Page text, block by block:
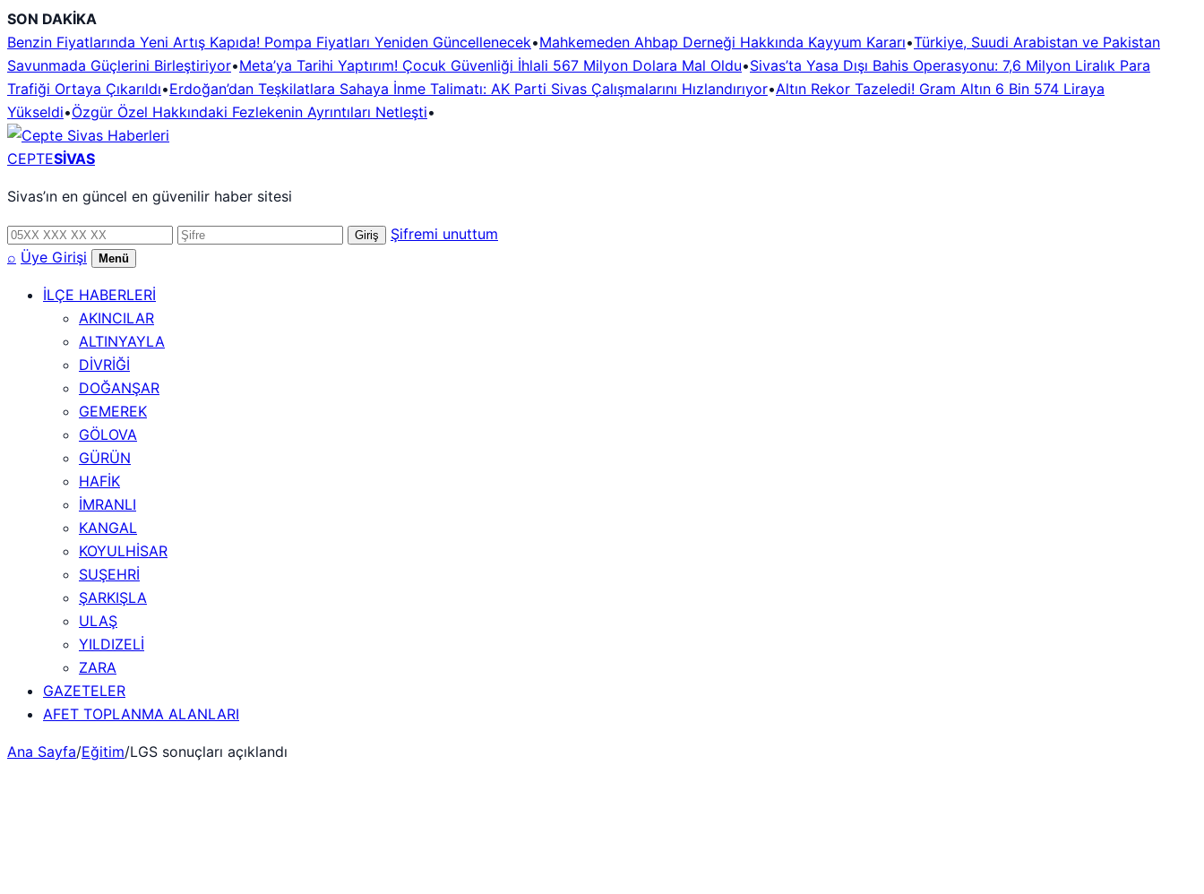
İçeriğe
geç
SON DAKİKA
Benzin Fiyatlarında Yeni Artış Kapıda! Pompa Fiyatları Yeniden Güncellenecek•Mahkemeden Ahbap Derneği Hakkında Kayyum Kararı•Türkiye, Suudi Arabistan ve Pakistan
Savunmada Güçlerini Birleştiriyor•Meta’ya Tarihi Yaptırım! Çocuk Güvenliği İhlali 567 Milyon Dolara Mal Oldu•Sivas’ta Yasa Dışı Bahis Operasyonu: 7,6 Milyon Liralık Para
Trafiği Ortaya Çıkarıldı•Erdoğan’dan Teşkilatlara Sahaya İnme Talimatı: AK Parti Sivas Çalışmalarını Hızlandırıyor•Altın Rekor Tazeledi! Gram Altın 6 Bin 574 Liraya
Yükseldi•Özgür Özel Hakkındaki Fezlekenin Ayrıntıları Netleşti•
CEPTESİVAS
Sivas’ın en güncel en güvenilir haber sitesi
Telefon
numarası
Şifre Giriş
Şifremi unuttum
⌕ Üye Girişi Menü
İLÇE HABERLERİ
AKINCILAR
ALTINYAYLA
DİVRİĞİ
DOĞANŞAR
GEMEREK
GÖLOVA
GÜRÜN
HAFİK
İMRANLI
KANGAL
KOYULHİSAR
SUŞEHRİ
ŞARKIŞLA
ULAŞ
YILDIZELİ
ZARA
GAZETELER
AFET TOPLANMA ALANLARI
Ana Sayfa/Eğitim/LGS sonuçları açıklandı